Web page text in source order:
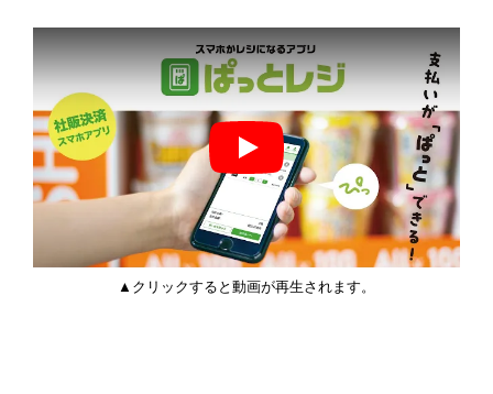
スマホがレジになるアプリ「
▲クリックすると動画が再生されます。